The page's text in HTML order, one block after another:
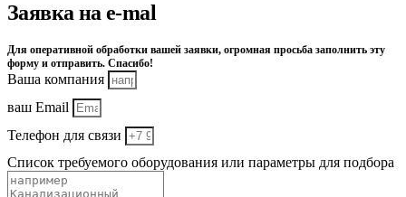
Заявка на e-mal
Для оперативной обработки вашей заявки, огромная просьба заполнить эту
форму и отправить. Спасибо!
Ваша компания
ваш Email
Телефон для связи
Список требуемого оборудования или параметры для подбора